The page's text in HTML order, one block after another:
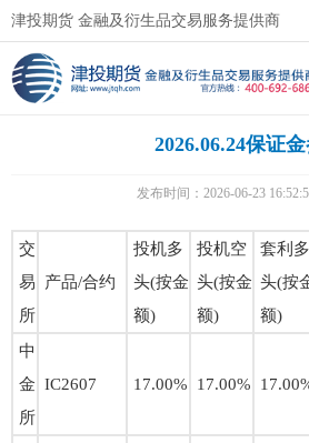
津投期货 金融及衍生品交易服务提供商
2026.06.24保证
发布时间：2026-06-23
交
易
所
产品/合约
投机多
头(按金
额)
投机空
头(按金
额)
套利多
头(按
额)
中
金
所
IC2607 17.00% 17.00%